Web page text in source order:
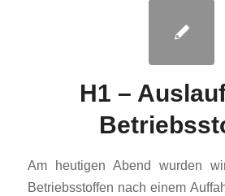
H1 –
Am heutigen Abend wurden
Betriebsstoffen nach einem